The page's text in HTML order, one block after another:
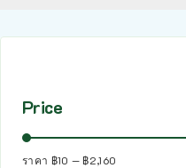
Price
ราคา ฿10 — ฿2,160